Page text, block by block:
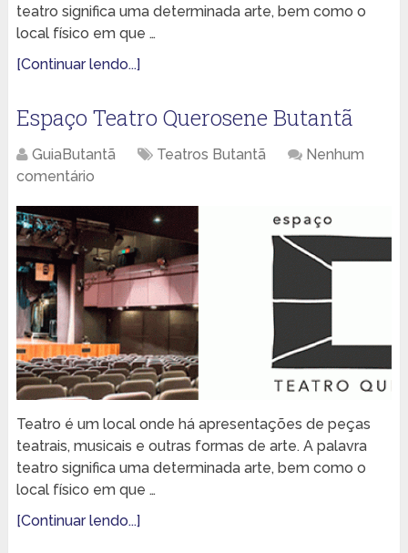
teatro significa uma determinada arte, bem como o
local físico em que …
[Continuar lendo...]
Espaço Teatro Querosene Butantã
GuiaButantã Teatros Butantã
Nenhum
comentário
Teatro é um local onde há apresentações de peças
teatrais, musicais e outras formas de arte. A palavra
teatro significa uma determinada arte, bem como o
local físico em que …
[Continuar lendo...]